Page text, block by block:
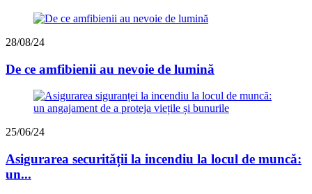
28/08/24
De ce amfibienii au nevoie de lumină
25/06/24
Asigurarea securității la incendiu la locul de muncă:
un...